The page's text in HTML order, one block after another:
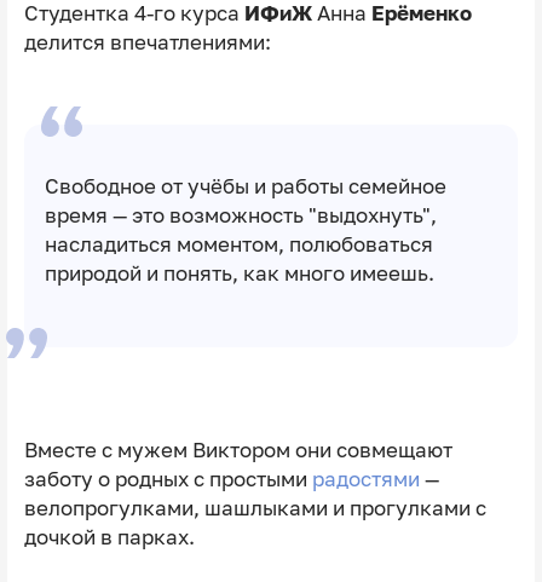
Студентка 4-го курса ИФиЖ Анна Ерёменко
делится впечатлениями:
Свободное от учёбы и работы семейное
время — это возможность "выдохнуть",
насладиться моментом, полюбоваться
природой и понять, как много имеешь.
Вместе с мужем Виктором они совмещают
заботу о родных с простыми радостями —
велопрогулками, шашлыками и прогулками с
дочкой в парках.